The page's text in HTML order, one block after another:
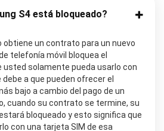
S4 está bloqueado?
obtiene un contrato para un nuevo
telefonía móvil bloquea el
usted solamente pueda usarlo con
a que pueden ofrecer el
bajo a cambio del pago de un
cuando su contrato se termine, su
bloqueado y esto significa que
con una tarjeta SIM de esa